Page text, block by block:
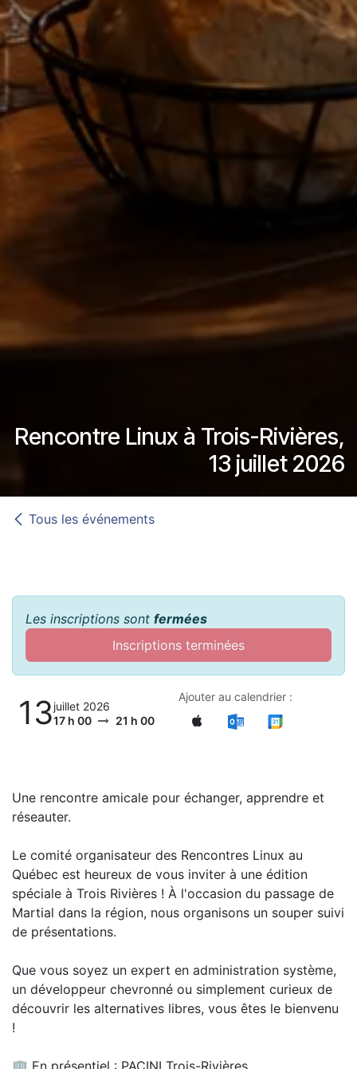
Rencontre Linux à Trois-Rivières,
13 juillet 2026
Tous les événements
Les inscriptions sont fermées
Inscriptions terminées
13juillet 2026
17 h 00
21 h 00
Ajouter au calendrier :
Une rencontre amicale pour échanger, apprendre et
réseauter.
Le comité organisateur des Rencontres Linux au
Québec est heureux de vous inviter à une édition
spéciale à Trois Rivières ! À l'occasion du passage de
Martial dans la région, nous organisons un souper suivi
de présentations.
Que vous soyez un expert en administration système,
un développeur chevronné ou simplement curieux de
découvrir les alternatives libres, vous êtes le bienvenu
!
🏢 En présentiel : PACINI Trois-Rivières